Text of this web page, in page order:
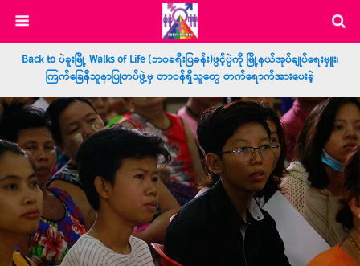
Back to ပဲခူးမြို့ Walks of Life (ဘဝခရီးပြခန်း)ဖွင့်ပွဲကို မြို့နယ်အုပ်ချုပ်ရေးမှူး၊
ကြက်ခြေနီသူနာပြုတပ်ဖွဲ့မှ တာဝန်ရှိသူတွေ တက်ရောက်အားပေးခဲ့